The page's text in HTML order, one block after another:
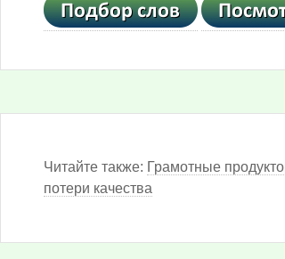
Читайте также: Грамотные
потери качества